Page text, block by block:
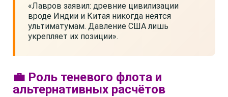
«Лавров заявил: древние цивилизации
вроде Индии и Китая никогда неятся
ультиматумам. Давление США лишь
укрепляет их позиции».
💼 Роль теневого флота и
альтернативных расчётов